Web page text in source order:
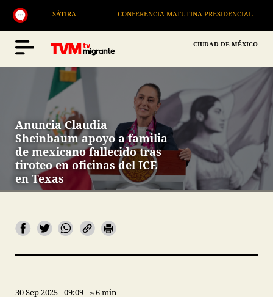
SÁTIRA CONFERENCIA MATUTINA PRESIDENCIAL
CIUDAD DE MÉXICO
Anuncia Claudia
Sheinbaum apoyo a familia
de mexicano fallecido tras
tiroteo en oficinas del ICE
en Texas
30 Sep 2025 09:09 6 min